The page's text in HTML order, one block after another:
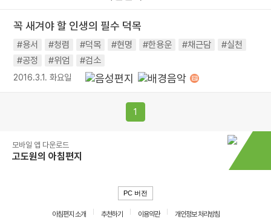
꼭 새겨야 할 인생의 필수 덕목
#용서 #청렴 #덕목 #현명 #한용운 #채근담
#실천
#공정
#위엄 #검소
2016.3.1. 화요일
1
모바일 앱 다운로드
고도원의 아침편지
PC 버전
아침편지 소개 추천하기 이용약관
개인정보 처리방침